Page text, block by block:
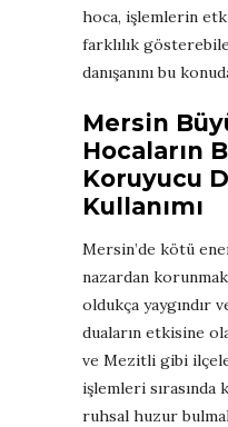
hoca, işlemlerin
farklılık
danışanını bu
Mersin
Hocaların
Koruyucu
Kullanımı
Mersin’de kötü
nazardan
oldukça yaygındır
duaların etkisine
ve Mezitli gibi
işlemleri sırasında
ruhsal huzur